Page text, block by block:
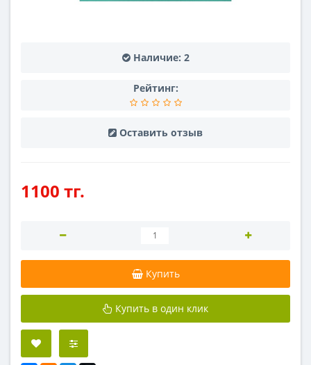
Наличие: 2
Рейтинг:
Оставить отзыв
1100 тг.
Купить
Купить в один клик